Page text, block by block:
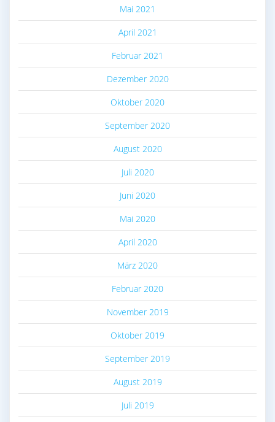
Mai 2021
April 2021
Februar 2021
Dezember 2020
Oktober 2020
September 2020
August 2020
Juli 2020
Juni 2020
Mai 2020
April 2020
März 2020
Februar 2020
November 2019
Oktober 2019
September 2019
August 2019
Juli 2019